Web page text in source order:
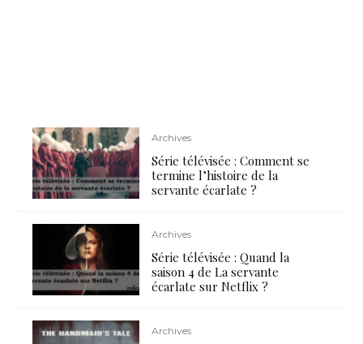
Archives
Série télévisée : Comment se
termine l’histoire de la
servante écarlate ?
Archives
Série télévisée : Quand la
saison 4 de La servante
écarlate sur Netflix ?
Archives